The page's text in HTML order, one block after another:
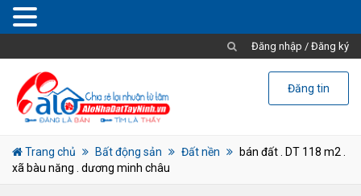
Đăng nhập / Đăng ký
Đăng tin
Trang chủ Bất động sản Đất nền
bán đất . DT 118 m2 .
xã bàu năng . dương minh châu